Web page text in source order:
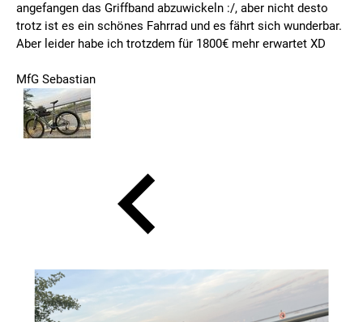
angefangen das Griffband abzuwickeln :/, aber nicht desto
trotz ist es ein schönes Fahrrad und es fährt sich wunderbar.
Aber leider habe ich trotzdem für 1800€ mehr erwartet XD
MfG Sebastian